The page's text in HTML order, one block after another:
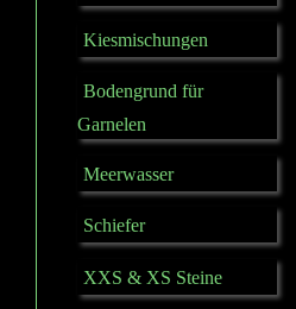
Kiesmischungen
Bodengrund für
Garnelen
Meerwasser
Schiefer
XXS & XS Steine